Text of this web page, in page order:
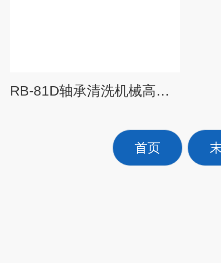
RB-81D轴承清洗机械高压风机 工业设备清洗气泵
首页